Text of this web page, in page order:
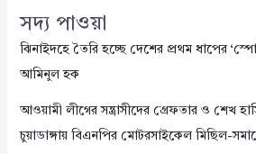
সদ্য পাওয়া
ঝিনাইদহে তৈরি হচ্ছে দেশের প্রথম ধাপের
আমিনুল হক
আওয়ামী লীগের সন্ত্রাসীদের গ্রেফতার ও শেখ
চুয়াডাঙ্গায় বিএনপির মোটরসাইকেল মিছিল-